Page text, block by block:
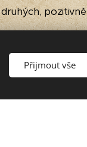
pozitivně
vyjádření volí
Přijmout vše